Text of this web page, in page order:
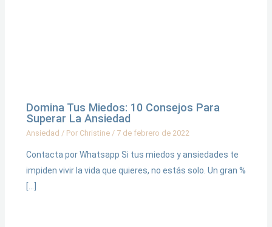
Domina Tus Miedos: 10 Consejos Para
Superar La Ansiedad
Ansiedad / Por Christine / 7 de febrero de 2022
Contacta por Whatsapp Si tus miedos y ansiedades te
impiden vivir la vida que quieres, no estás solo. Un gran %